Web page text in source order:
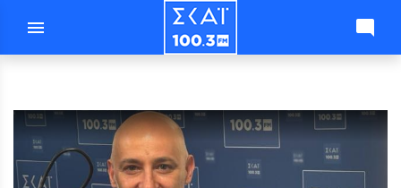
menu mode_comment